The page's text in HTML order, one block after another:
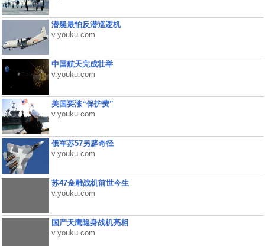
潜艇最怕反潜巡逻机
v.youku.com
中国航天完成壮举
v.youku.com
美国要涨“保护费”
v.youku.com
俄军苏57另辟奇径
v.youku.com
苏47金雕战机前世今生
v.youku.com
国产天鹰隐身战机亮相
v.youku.com